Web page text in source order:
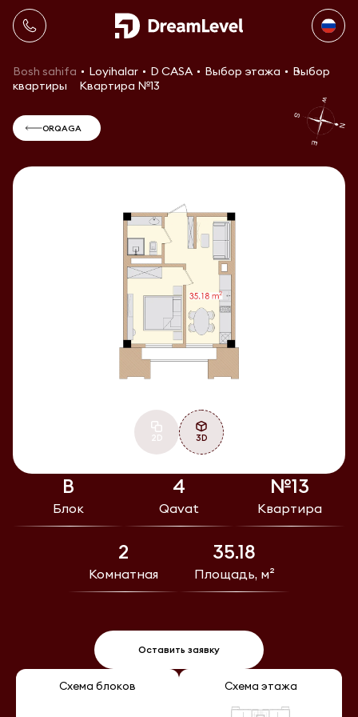
Bosh sahifa Loyihalar D CASA Выбор этажа
Выбор
квартиры
Квартира №13
В
Блок
4
Qavat
№13
Квартира
2
Комнатная
35.18
Площадь, м²
Оставить заявку
2D 3D
Схема блоков Схема этажа
ORQAGA